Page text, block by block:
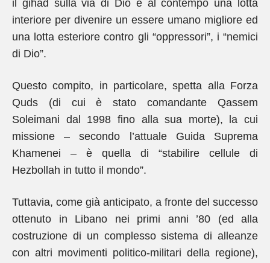
il gihad sulla via di Dio è al contempo una lotta
interiore per divenire un essere umano migliore ed
una lotta esteriore contro gli “oppressori”, i “nemici
di Dio”.
Questo compito, in particolare, spetta alla Forza
Quds (di cui è stato comandante Qassem
Soleimani dal 1998 fino alla sua morte), la cui
missione – secondo l’attuale Guida Suprema
Khamenei – è quella di “stabilire cellule di
Hezbollah in tutto il mondo”.
Tuttavia, come già anticipato, a fronte del successo
ottenuto in Libano nei primi anni ’80 (ed alla
costruzione di un complesso sistema di alleanze
con altri movimenti politico-militari della regione),